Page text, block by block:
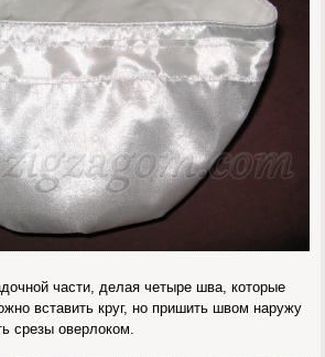
части, делая четыре шва, которые
вставить круг, но пришить швом наружу
срезы оверлоком.